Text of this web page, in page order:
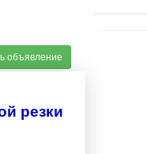
объявление
резки